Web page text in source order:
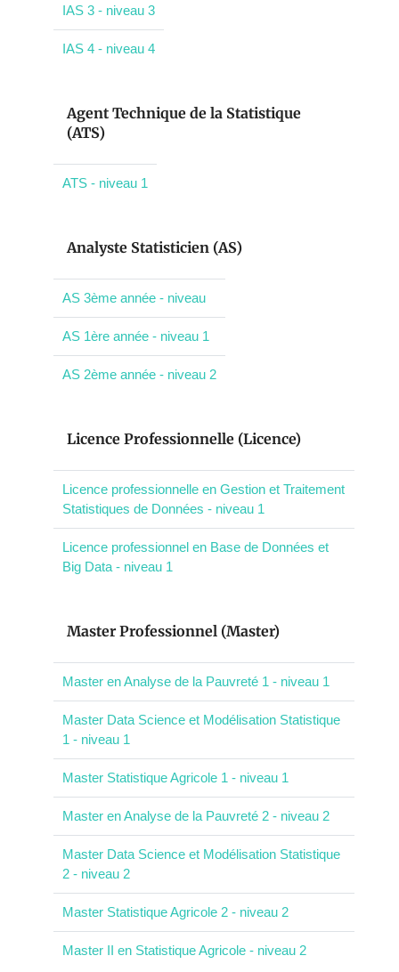
IAS 3 - niveau 3
IAS 4 - niveau 4
Agent Technique de la Statistique
(ATS)
ATS - niveau 1
Analyste Statisticien (AS)
AS 3ème année - niveau
AS 1ère année - niveau 1
AS 2ème année - niveau 2
Licence Professionnelle (Licence)
Licence professionnelle en Gestion et Traitement
Statistiques de Données - niveau 1
Licence professionnel en Base de Données et
Big Data - niveau 1
Master Professionnel (Master)
Master en Analyse de la Pauvreté 1 - niveau 1
Master Data Science et Modélisation Statistique
1 - niveau 1
Master Statistique Agricole 1 - niveau 1
Master en Analyse de la Pauvreté 2 - niveau 2
Master Data Science et Modélisation Statistique
2 - niveau 2
Master Statistique Agricole 2 - niveau 2
Master II en Statistique Agricole - niveau 2